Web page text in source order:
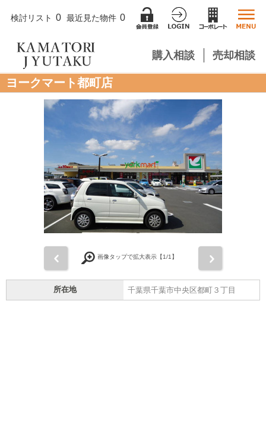
検討リスト 0 最近見た物件 0
購入相談 売却相談
ヨークマート都町店
画像タップで拡大表示【1/1】
所在地 千葉県千葉市中央区都町３丁目